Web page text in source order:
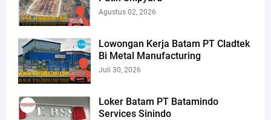
Agustus 02, 2026
Lowongan Kerja Batam PT Cladtek
Bi Metal Manufacturing
Juli 30, 2026
Loker Batam PT Batamindo
Services Sinindo